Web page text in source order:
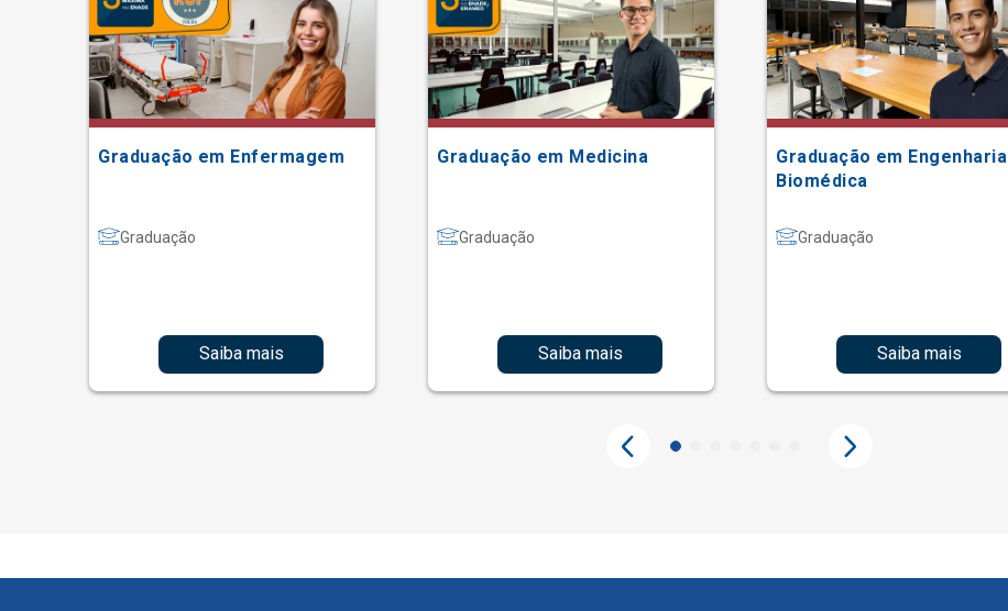
Graduação em Enfermagem
Graduação
Saiba mais
Graduação em Medicina
Graduação
Saiba mais
Graduação em Engenharia
Biomédica
Graduação
Saiba mais